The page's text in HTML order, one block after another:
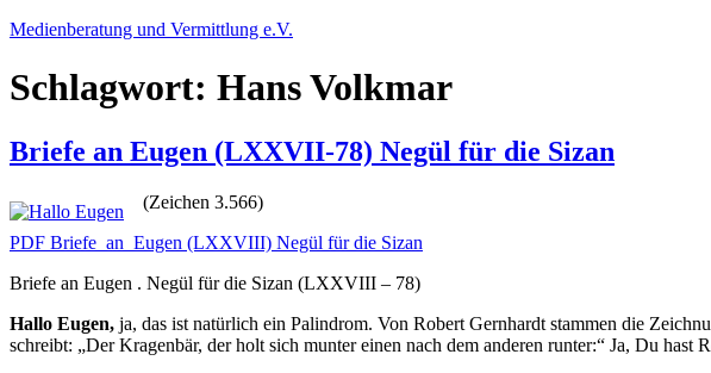
Zum
springen
Medienberatung und Vermittlung e.V.
Schlagwort: Hans Volkmar
Briefe an Eugen (LXXVII-78) Negül für die Sizan
(Zeichen 3.566)
PDF Briefe_an_Eugen (LXXVIII) Negül für die Sizan
Briefe an Eugen . Negül für die Sizan (LXXVIII – 78)
Hallo Eugen, ja, das ist natürlich ein Palindrom. Von Robert Gernhardt stammen die
schreibt: „Der Kragenbär, der holt sich munter einen nach dem anderen runter:“ Ja, Du hast